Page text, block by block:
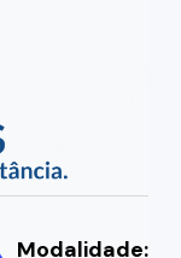
Modalidade: